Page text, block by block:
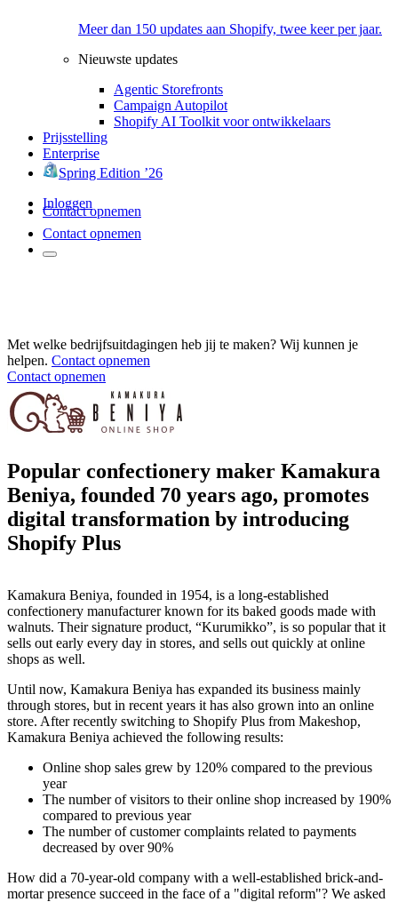
Meer dan 150 updates aan Shopify, twee keer per jaar.
Nieuwste updates
Agentic Storefronts
Campaign Autopilot
Shopify AI Toolkit voor ontwikkelaars
Prijsstelling
Enterprise
Spring Edition ’26
Inloggen
Contact opnemen
Contact opnemen
Met welke bedrijfsuitdagingen heb jij te maken? Wij kunnen je
helpen. Contact opnemen
Contact opnemen
Popular confectionery maker Kamakura
Beniya, founded 70 years ago, promotes
digital transformation by introducing
Shopify Plus
Kamakura Beniya, founded in 1954, is a long-established
confectionery manufacturer known for its baked goods made with
walnuts. Their signature product, “Kurumikko”, is so popular that it
sells out early every day in stores, and sells out quickly at online
shops as well.
Until now, Kamakura Beniya has expanded its business mainly
through stores, but in recent years it has also grown into an online
store. After recently switching to Shopify Plus from Makeshop,
Kamakura Beniya achieved the following results:
Online shop sales grew by 120% compared to the previous
year
The number of visitors to their online shop increased by 190%
compared to previous year
The number of customer complaints related to payments
decreased by over 90%
How did a 70-year-old company with a well-established brick-and-
mortar presence succeed in the face of a "digital reform"? We asked